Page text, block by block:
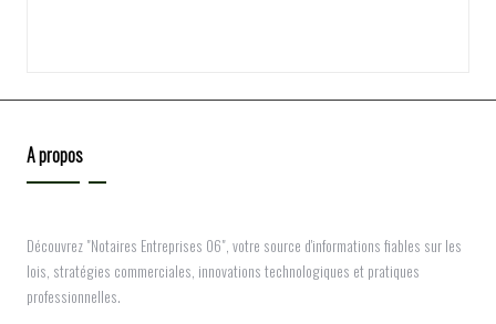
A propos
Découvrez "Notaires Entreprises 06", votre source d'informations fiables sur les
lois, stratégies commerciales, innovations technologiques et pratiques
professionnelles.